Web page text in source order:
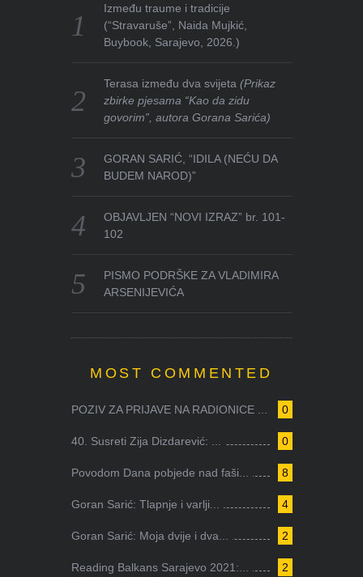
Između traume i tradicije
(“Stravaruše”, Naida Mujkić,
Buybook, Sarajevo, 2026.)
Terasa između dva svijeta(Prikaz
zbirke pjesama “Kao da zidu
govorim”, autora Gorana Sarića)
GORAN SARIĆ, “IDILA (NEĆU DA
BUDEM NAROD)”
OBJAVLJEN “NOVI IZRAZ” br. 101-
102
PISMO PODRŠKE ZA VLADIMIRA
ARSENIJEVIĆA
MOST COMMENTED
0
POZIV ZA PRIJAVE NA RADIONICE ...
0
40. Susreti Zija Dizdarević: ...
8
Povodom Dana pobjede nad faši...
4
Goran Sarić: Tlapnje i varlji...
2
Goran Sarić: Moja dvije i dva...
2
Reading Balkans Sarajevo 2021:...